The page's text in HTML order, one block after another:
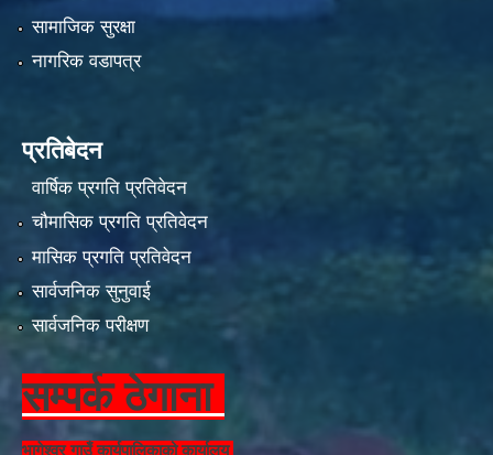
सामाजिक सुरक्षा
नागरिक वडापत्र
प्रतिबेदन
वार्षिक प्रगति प्रतिवेदन
चौमासिक प्रगति प्रतिवेदन
मासिक प्रगति प्रतिवेदन
सार्वजनिक सुनुवाई
सार्वजनिक परीक्षण
सम्पर्क ठेगाना
भागेश्वर गाउँ कार्यपालिकाको कार्यालय